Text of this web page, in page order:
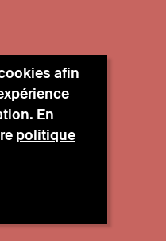
afin
En
politique